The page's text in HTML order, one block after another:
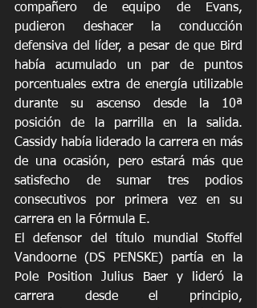
compañero de equipo de Evans,
pudieron deshacer la conducción
defensiva del líder, a pesar de que Bird
había acumulado un par de puntos
porcentuales extra de energía utilizable
durante su ascenso desde la 10ª
posición de la parrilla en la salida.
Cassidy había liderado la carrera en más
de una ocasión, pero estará más que
satisfecho de sumar tres podios
consecutivos por primera vez en su
carrera en la Fórmula E.
El defensor del título mundial Stoffel
Vandoorne (DS PENSKE) partía en la
Pole Position Julius Baer y lideró la
carrera desde el principio,